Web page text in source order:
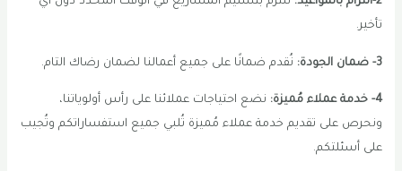
تأخير.
3- ضمان الجودة: نُقدم ضمانًا على جميع أعمالنا لضمان رضاك التام.
4- خدمة عملاء مُميزة:
نضع احتياجات عملائنا على رأس أولوياتنا،
ونحرص على تقديم خدمة عملاء مُميزة تُلبي جميع استفساراتكم وتُجيب
على أسئلتكم.